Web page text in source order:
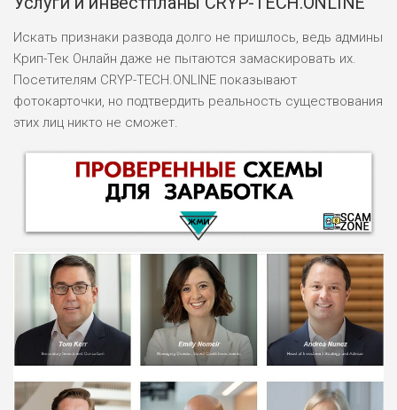
Искать признаки развода долго не пришлось, ведь админы
Крип-Тек Онлайн даже не пытаются замаскировать их.
Посетителям CRYP-TECH.ONLINE показывают
фотокарточки, но подтвердить реальность существования
этих лиц никто не сможет.
НАЗВАНИЕ ОБЗОР
ПОДОЙДЕТ
ВСЕМ